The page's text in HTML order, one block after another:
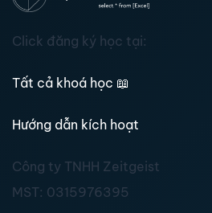
Click đăng ký học tại:
Tất cả khoá học 📖
Hướng dẫn kích hoạt
Công ty TNHH Zeitgeist
MST: 0315976395